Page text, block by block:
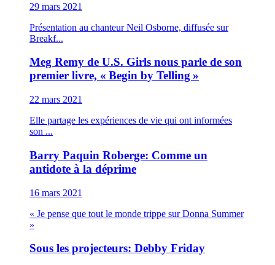
29 mars 2021
Présentation au chanteur Neil Osborne, diffusée sur
Breakf...
Meg Remy de U.S. Girls nous parle de son
premier livre, « Begin by Telling »
22 mars 2021
Elle partage les expériences de vie qui ont informées
son ...
Barry Paquin Roberge: Comme un
antidote à la déprime
16 mars 2021
« Je pense que tout le monde trippe sur Donna Summer
»
Sous les projecteurs: Debby Friday